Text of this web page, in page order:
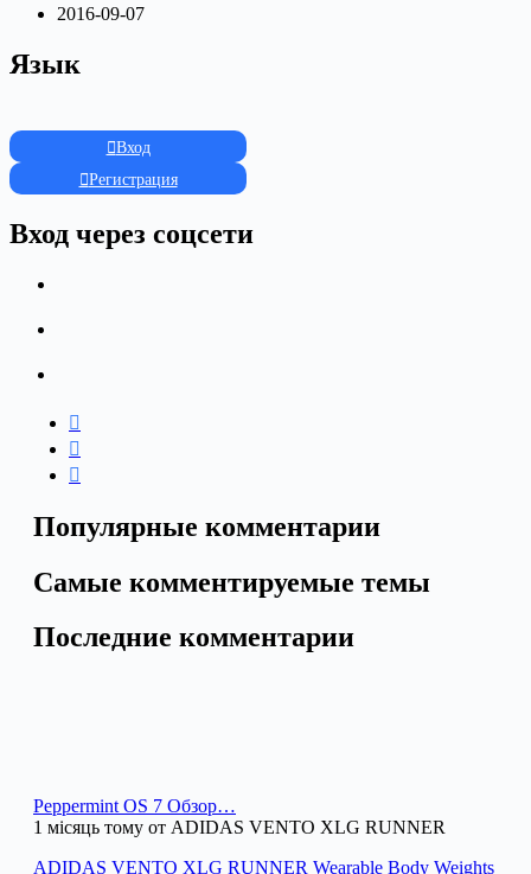
2016-09-07
Язык
Вход
Регистрация
Вход через соцсети
Популярные комментарии
Самые комментируемые темы
Последние комментарии
Peppermint OS 7 Обзор…
1 місяць тому от ADIDAS VENTO XLG RUNNER
ADIDAS VENTO XLG RUNNER Wearable Body Weights